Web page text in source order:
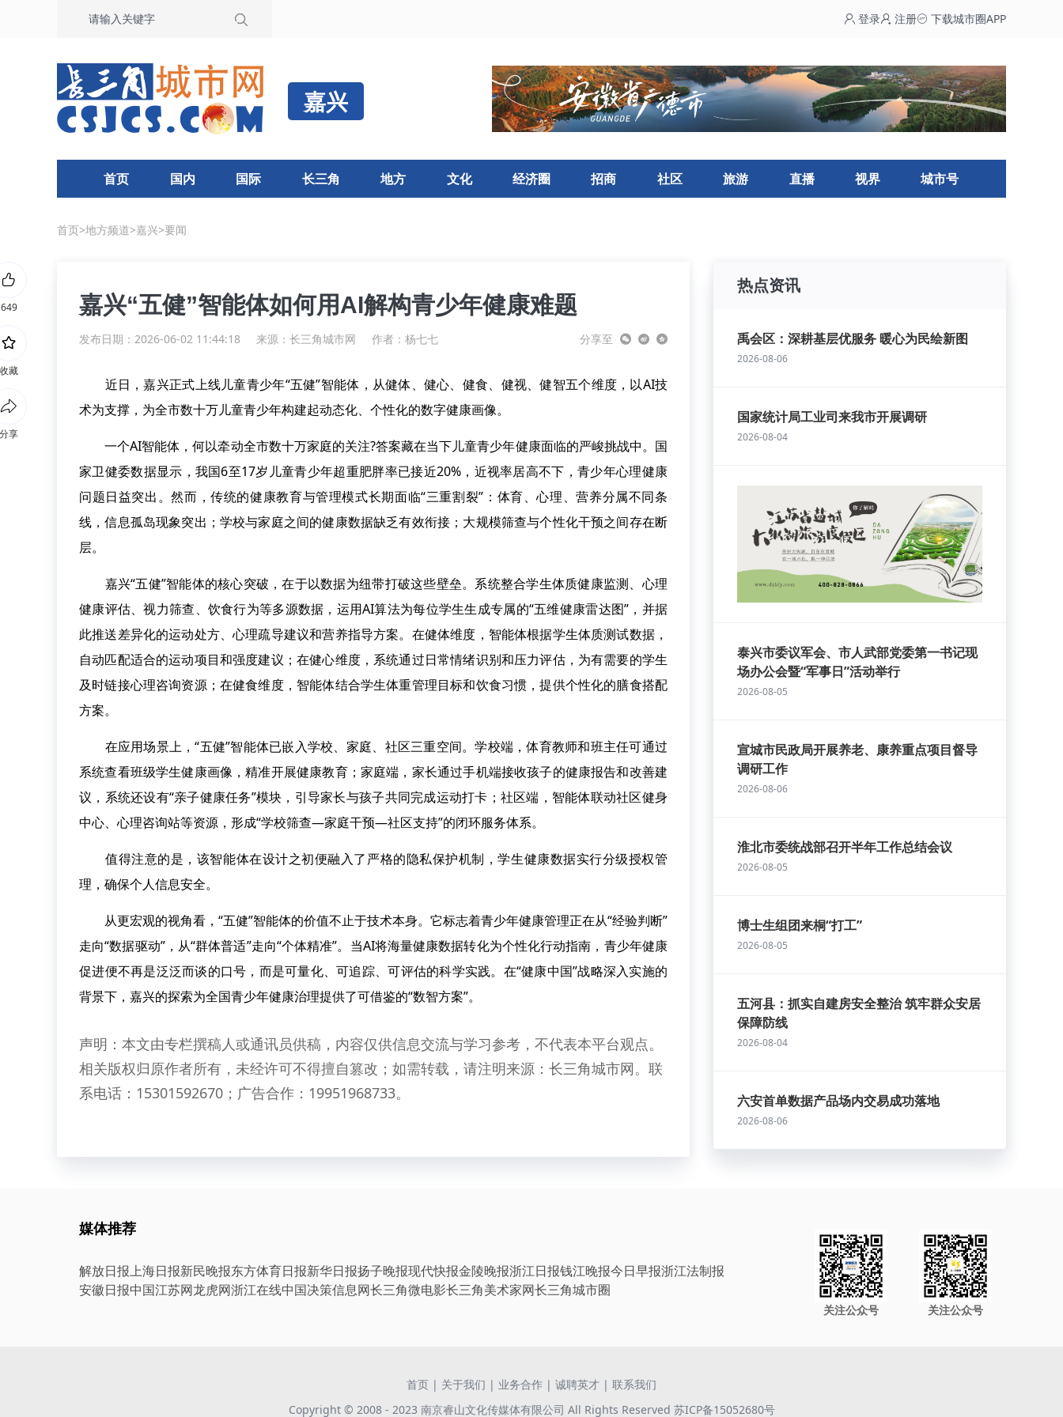
登录 注册 下载城市圈APP
嘉兴
首页 国内 国际 长三角 地方 文化 经济圈 招商 社区 旅游 直播 视界 城市号
首页>地方频道>嘉兴>要闻
嘉兴“五健”智能体如何用AI解构青少年健康难题
发布日期：2026-06-02 11:44:18 来源： 长三角城市网 作者：杨七七 分享至
近日，嘉兴正式上线儿童青少年“五健”智能体，从健体、健心、健食、健视、健智五个维度，以AI技
术为支撑，为全市数十万儿童青少年构建起动态化、个性化的数字健康画像。
一个AI智能体，何以牵动全市数十万家庭的关注?答案藏在当下儿童青少年健康面临的严峻挑战中。国
家卫健委数据显示，我国6至17岁儿童青少年超重肥胖率已接近20%，近视率居高不下，青少年心理健康
问题日益突出。然而，传统的健康教育与管理模式长期面临“三重割裂”：体育、心理、营养分属不同条
线，信息孤岛现象突出；学校与家庭之间的健康数据缺乏有效衔接；大规模筛查与个性化干预之间存在断
层。
嘉兴“五健”智能体的核心突破，在于以数据为纽带打破这些壁垒。系统整合学生体质健康监测、心理
健康评估、视力筛查、饮食行为等多源数据，运用AI算法为每位学生生成专属的“五维健康雷达图”，并据
此推送差异化的运动处方、心理疏导建议和营养指导方案。在健体维度，智能体根据学生体质测试数据，
自动匹配适合的运动项目和强度建议；在健心维度，系统通过日常情绪识别和压力评估，为有需要的学生
及时链接心理咨询资源；在健食维度，智能体结合学生体重管理目标和饮食习惯，提供个性化的膳食搭配
方案。
在应用场景上，“五健”智能体已嵌入学校、家庭、社区三重空间。学校端，体育教师和班主任可通过
系统查看班级学生健康画像，精准开展健康教育；家庭端，家长通过手机端接收孩子的健康报告和改善建
议，系统还设有“亲子健康任务”模块，引导家长与孩子共同完成运动打卡；社区端，智能体联动社区健身
中心、心理咨询站等资源，形成“学校筛查—家庭干预—社区支持”的闭环服务体系。
值得注意的是，该智能体在设计之初便融入了严格的隐私保护机制，学生健康数据实行分级授权管
理，确保个人信息安全。
从更宏观的视角看，“五健”智能体的价值不止于技术本身。它标志着青少年健康管理正在从“经验判断”
走向“数据驱动”，从“群体普适”走向“个体精准”。当AI将海量健康数据转化为个性化行动指南，青少年健康
促进便不再是泛泛而谈的口号，而是可量化、可追踪、可评估的科学实践。在“健康中国”战略深入实施的
背景下，嘉兴的探索为全国青少年健康治理提供了可借鉴的“数智方案”。
声明：本文由专栏撰稿人或通讯员供稿，内容仅供信息交流与学习参考，不代表本平台观点。
相关版权归原作者所有，未经许可不得擅自篡改；如需转载，请注明来源：长三角城市网。联
系电话：15301592670；广告合作：19951968733。
热点资讯
禹会区：深耕基层优服务 暖心为民绘新图
2026-08-06
国家统计局工业司来我市开展调研
2026-08-04
泰兴市委议军会、市人武部党委第一书记现
场办公会暨“军事日”活动举行
2026-08-05
宣城市民政局开展养老、康养重点项目督导
调研工作
2026-08-06
淮北市委统战部召开半年工作总结会议
2026-08-05
博士生组团来桐“打工”
2026-08-05
五河县：抓实自建房安全整治 筑牢群众安居
保障防线
2026-08-04
六安首单数据产品场内交易成功落地
2026-08-06
649
收藏
分享
媒体推荐
解放日报上海日报新民晚报东方体育日报新华日报扬子晚报现代快报金陵晚报浙江日报钱江晚报今日早报浙江法制报
安徽日报中国江苏网龙虎网浙江在线中国决策信息网长三角微电影长三角美术家网长三角城市圈
关注公众号 关注公众号
首页 | 关于我们 | 业务合作 | 诚聘英才 | 联系我们
Copyright © 2008 - 2023 南京睿山文化传媒体有限公司 All Rights Reserved 苏ICP备15052680号